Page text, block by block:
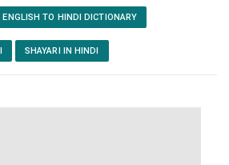
ENGLISH TO HINDI DICTIONARY
SHAYARI IN HINDI